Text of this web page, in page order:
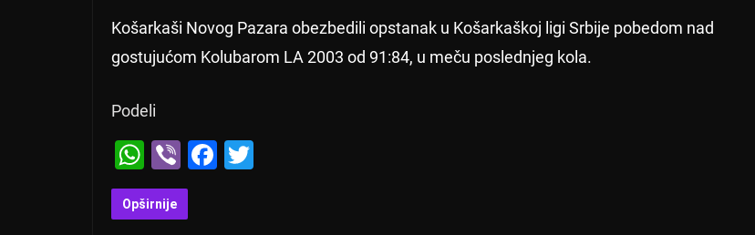
Košarkaši Novog Pazara obezbedili opstanak u Košarkaškoj ligi Srbije pobedom nad
gostujućom Kolubarom LA 2003 od 91:84, u meču poslednjeg kola.
Podeli
W
h
at
Vi
b
er
F
Opširnije